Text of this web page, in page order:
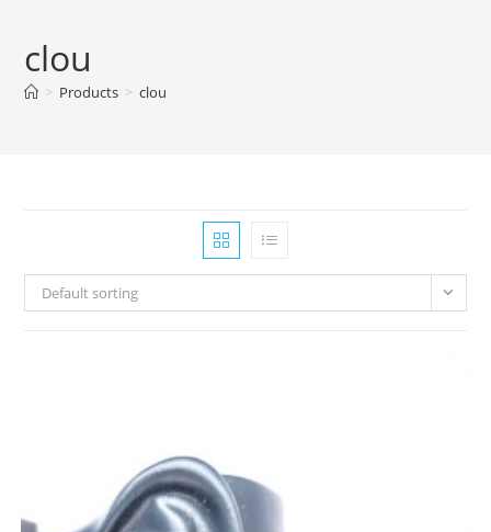
clou
> Products > clou
Default sorting